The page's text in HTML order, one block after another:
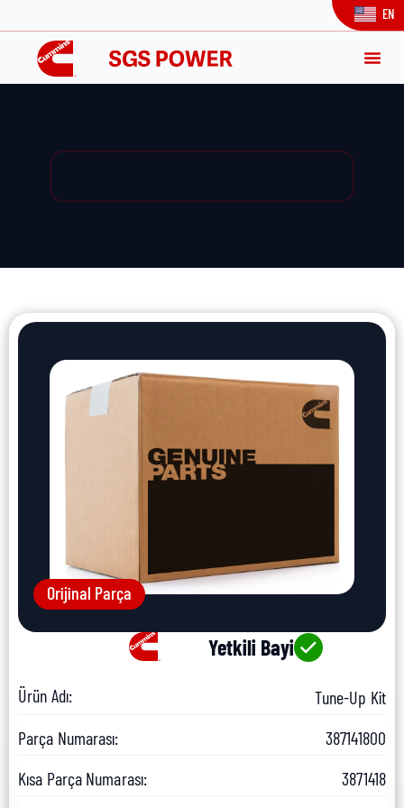
EN
Orijinal Parça
Yetkili Bayi
Ürün Adı:
Tune-Up Kit
Parça Numarası:
387141800
Kısa Parça Numarası:
3871418